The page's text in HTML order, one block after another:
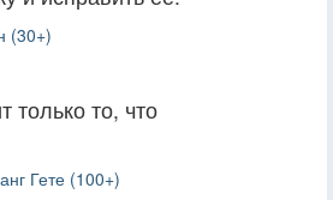
(30+)
то, что
Гете (100+)